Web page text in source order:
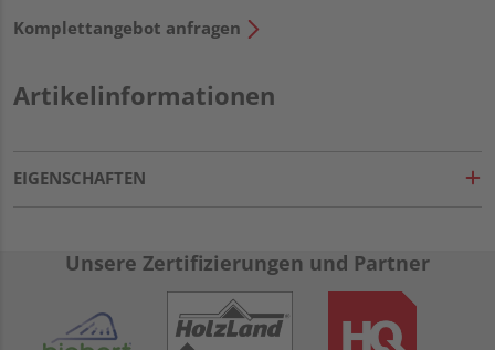
Komplettangebot anfragen
Artikelinformationen
EIGENSCHAFTEN
Unsere Zertifizierungen und Partner